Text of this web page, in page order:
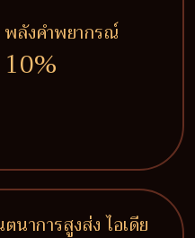
พลังคำพยากรณ์
10%
นาการสูงส่ง ไอเดีย